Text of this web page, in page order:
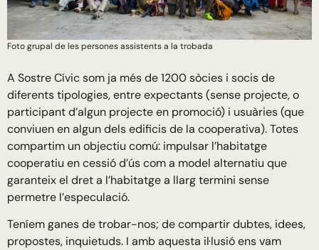
Foto grupal de les persones assistents a la trobada
A Sostre Cívic som ja més de 1200 sòcies i socis de
diferents tipologies, entre expectants (sense projecte, o
participant d’algun projecte en promoció) i usuàries (que
conviuen en algun dels edificis de la cooperativa). Totes
compartim un objectiu comú: impulsar l’habitatge
cooperatiu en cessió d’ús com a model alternatiu que
garanteix el dret a l’habitatge a llarg termini sense
permetre l’especulació.
Teníem ganes de trobar-nos; de compartir dubtes, idees,
propostes, inquietuds. I amb aquesta il·lusió ens vam